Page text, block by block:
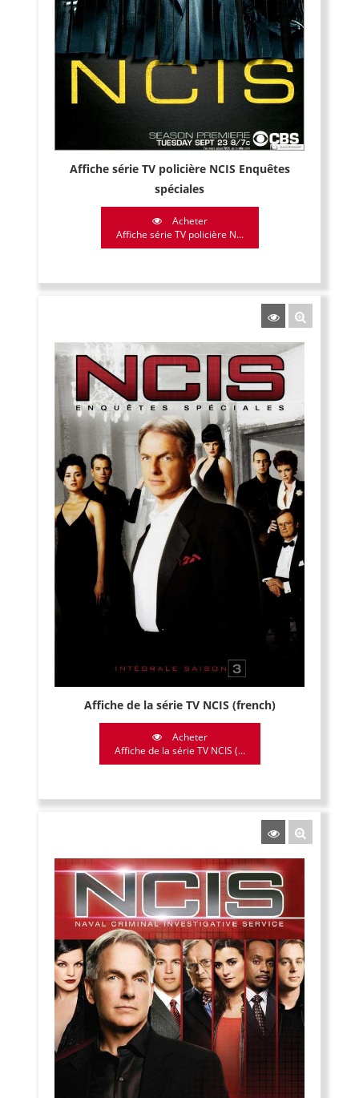
Affiche série TV policière NCIS Enquêtes
spéciales
Acheter
Affiche série TV policière N...
Affiche de la série TV NCIS (french)
Acheter
Affiche de la série TV NCIS (...